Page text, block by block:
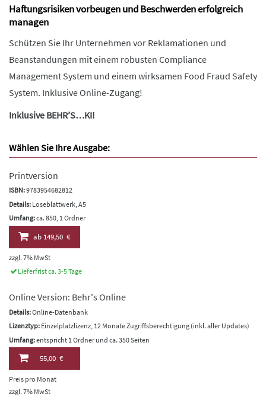
Haftungsrisiken vorbeugen und Beschwerden erfolgreich
managen
Schützen Sie Ihr Unternehmen vor Reklamationen und
Beanstandungen mit einem robusten Compliance
Management System und einem wirksamen Food Fraud Safety
System. Inklusive Online-Zugang!
Inklusive BEHR’S…KI!
Wählen Sie Ihre Ausgabe:
Printversion
ISBN:9783954682812
Details: Loseblattwerk, A5
Umfang:ca. 850, 1 Ordner
ab149,50 €
zzgl. 7% MwSt
Lieferfrist ca. 3-5 Tage
Online Version: Behr's Online
Details:Online-Datenbank
Lizenztyp: Einzelplatzlizenz, 12 Monate Zugriffsberechtigung (inkl. aller Updates)
Umfang:entspricht 1 Ordner und ca. 350 Seiten
55,00 €
Preis pro Monat
zzgl. 7% MwSt